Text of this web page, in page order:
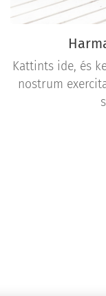
Kattints ide, és
nostrum